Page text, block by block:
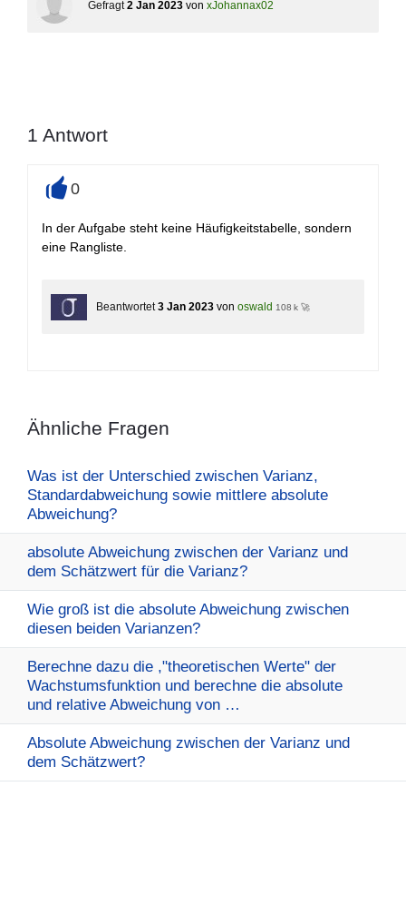
Gefragt 2 Jan 2023 von xJohannax02
1 Antwort
+
0
In der Aufgabe steht keine Häufigkeitstabelle, sondern
eine Rangliste.
Beantwortet 3 Jan 2023 von oswald 108 k 🚀
Ähnliche Fragen
Was ist der Unterschied zwischen Varianz,
Standardabweichung sowie mittlere absolute
Abweichung?
absolute Abweichung zwischen der Varianz und
dem Schätzwert für die Varianz?
Wie groß ist die absolute Abweichung zwischen
diesen beiden Varianzen?
Berechne dazu die ,"theoretischen Werte" der
Wachstumsfunktion und berechne die absolute
und relative Abweichung von …
Absolute Abweichung zwischen der Varianz und
dem Schätzwert?